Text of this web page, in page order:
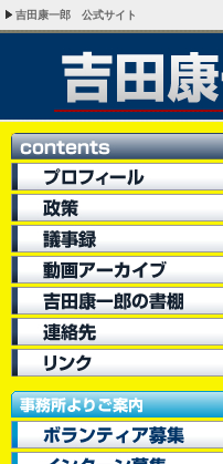
吉田康一郎 公式サイト